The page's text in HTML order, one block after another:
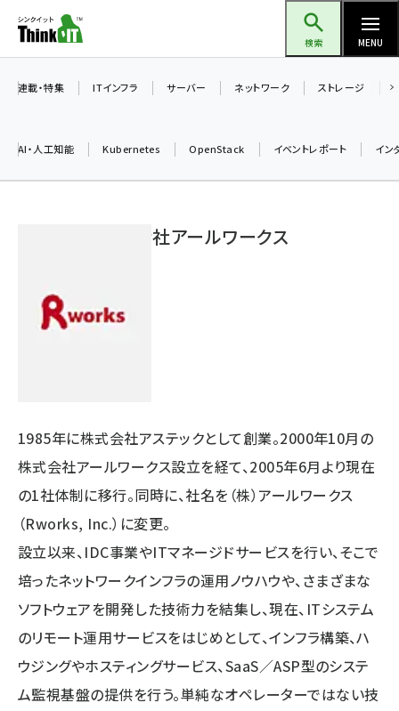
ン
ツ
検索 MENU
加藤銘のチーム貢献～仲間と築いた勝利の絆～ (2314)
ai crunch (1353)
連載・特集 ITインフラ サーバー ネットワーク ストレージ
AI・人工知能 Kubernetes OpenStack イベントレポート イン
株式会社アールワークス
1985年に株式会社アステックとして創業。2000年10月の
株式会社アールワークス設立を経て、2005年6月より現在
の1社体制に移行。同時に、社名を（株）アールワークス
（Rworks, Inc.）に変更。
設立以来、IDC事業やITマネージドサービスを行い、そこで
培ったネットワークインフラの運用ノウハウや、さまざまな
ソフトウェアを開発した技術力を結集し、現在、ITシステム
のリモート運用サービスをはじめとして、インフラ構築、ハ
ウジングやホスティングサービス、SaaS／ASP型のシステ
ム監視基盤の提供を行う。単純なオペレーターではない技